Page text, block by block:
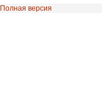
Полная версия